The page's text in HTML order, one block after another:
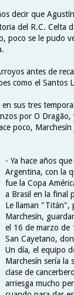
decir que
del R.C. Celta
poco se le pudo
antes de
como el Santos
sus tres
por O Dragão,
poco,
- Ya hace años
Argentina, con la
fue la Copa
a Brasil en la final
Le llaman "Titán",
Marchesín,
el 16 de marzo de
San Cayetano,
Un día, el equipo
Marchesín sería la
clase de
arriesga mucho